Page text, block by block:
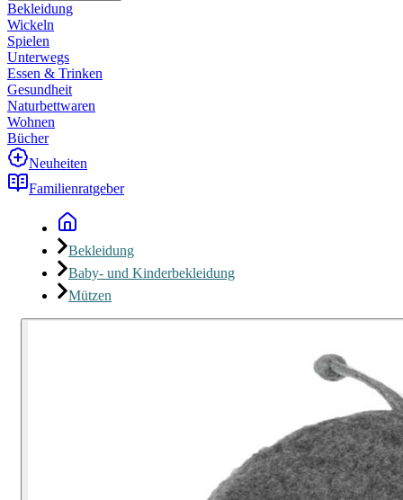
Bekleidung
Wickeln
Spielen
Unterwegs
Essen & Trinken
Gesundheit
Naturbettwaren
Wohnen
Bücher
Neuheiten
Familienratgeber
Bekleidung
Baby- und Kinderbekleidung
Mützen